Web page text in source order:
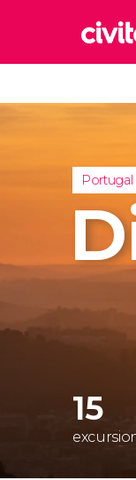
Portugal
15